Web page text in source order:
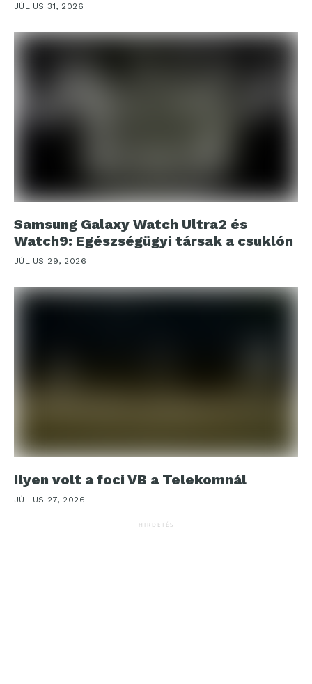
JÚLIUS 31, 2026
Samsung Galaxy Watch Ultra2 és
Watch9: Egészségügyi társak a csuklón
JÚLIUS 29, 2026
Ilyen volt a foci VB a Telekomnál
JÚLIUS 27, 2026
HIRDETÉS